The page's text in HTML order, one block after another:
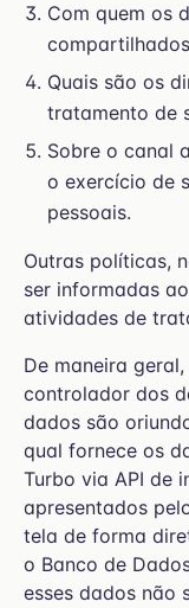
Com quem os
Quais são os
tratamento de
Sobre o canal
o exercício de
pessoais.
Outras políticas,
ser informadas
atividades de
De maneira
controlador dos
dados são
qual fornece os
Turbo via API de
apresentados
tela de forma
o Banco de
esses dados não